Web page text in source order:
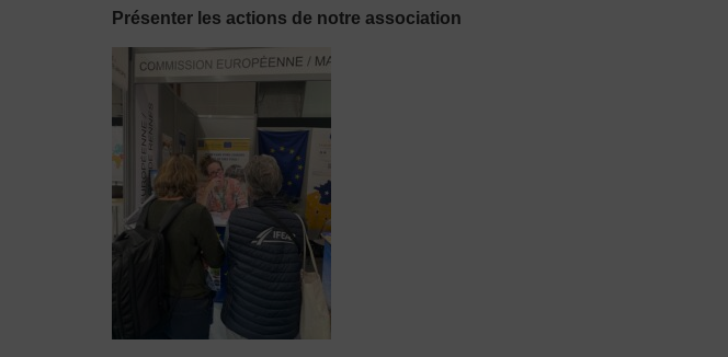
Présenter les actions de notre association